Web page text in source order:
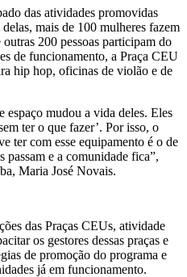
das atividades promovidas
mais de 100 mulheres fazem
200 pessoas participam do
de funcionamento, a Praça CEU
hip hop, oficinas de violão e de
espaço mudou a vida deles. Eles
ter o que fazer’. Por isso, o
ter com esse equipamento é o de
passam e a comunidade fica”,
Maria José Novais.
das Praças CEUs, atividade
os gestores dessas praças e
de promoção do programa e
já em funcionamento.